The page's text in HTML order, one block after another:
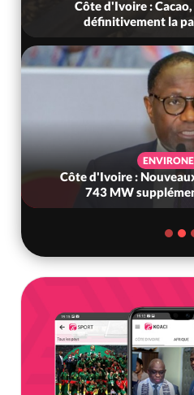
Côte d'Ivoire :
définitivement la
Côte d'Ivoire :
743 MW